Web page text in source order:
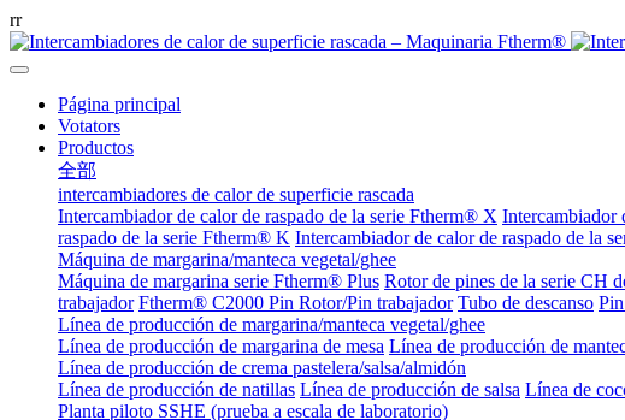
rr
Página principal
Votators
Productos
全部
intercambiadores de calor de superficie rascada
Intercambiador de calor de raspado de la serie Ftherm® X Intercambiador
raspado de la serie Ftherm® K Intercambiador de calor de raspado de la
Máquina de margarina/manteca vegetal/ghee
Máquina de margarina serie Ftherm® Plus Rotor de pines de la serie CH
trabajador Ftherm® C2000 Pin Rotor/Pin trabajador Tubo de descanso
Línea de producción de margarina/manteca vegetal/ghee
Línea de producción de margarina de mesa Línea de producción de
Línea de producción de crema pastelera/salsa/almidón
Línea de producción de natillas Línea de producción de salsa Línea de
Planta piloto SSHE (prueba a escala de laboratorio)